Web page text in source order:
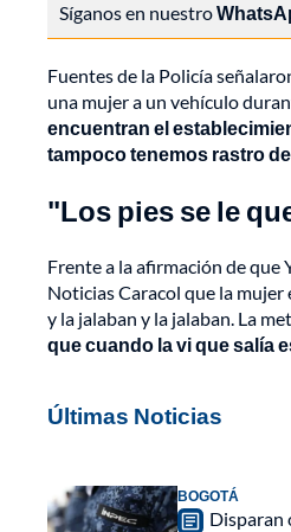
Síganos en nuestro
Fuentes de la Policía
una mujer a un vehículo
encuentran el
tampoco tenemos rastro
"Los pies se le
Frente a la afirmación de que
Noticias Caracol que la mujer
y la jalaban y la jalaban. La
que cuando la vi que salía
Últimas Noticias
BOGOTÁ
Disparan